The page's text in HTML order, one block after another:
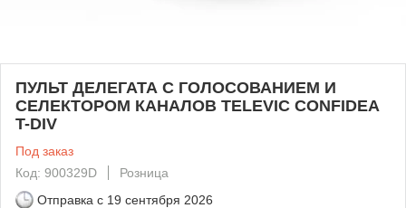
ПУЛЬТ ДЕЛЕГАТА С ГОЛОСОВАНИЕМ И
СЕЛЕКТОРОМ КАНАЛОВ TELEVIC CONFIDEA
T-DIV
Под заказ
Код: 900329D
Розница
Отправка с 19 сентября 2026